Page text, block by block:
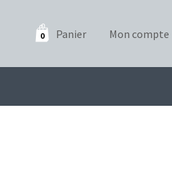
0 Panier Mon compte